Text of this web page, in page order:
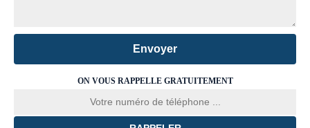
ON VOUS RAPPELLE GRATUITEMENT